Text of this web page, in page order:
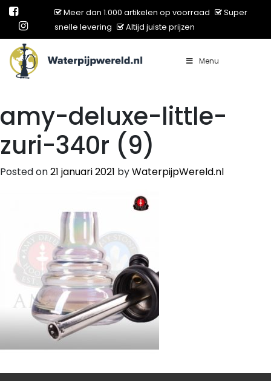
Meer dan 1.000 artikelen op voorraad
Super
snelle levering
Altijd juiste prijzen
Main Navigation Menu
amy-deluxe-little-
zuri-340r (9)
Posted on21 januari 2021 byWaterpijpWereld.nl